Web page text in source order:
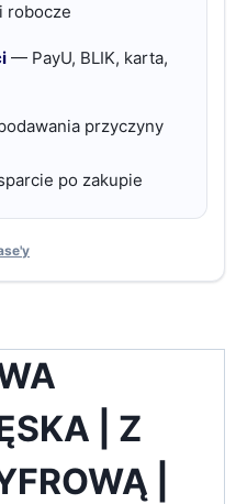
robocze
— PayU, BLIK, karta,
przyczyny
po zakupie
| Z
|